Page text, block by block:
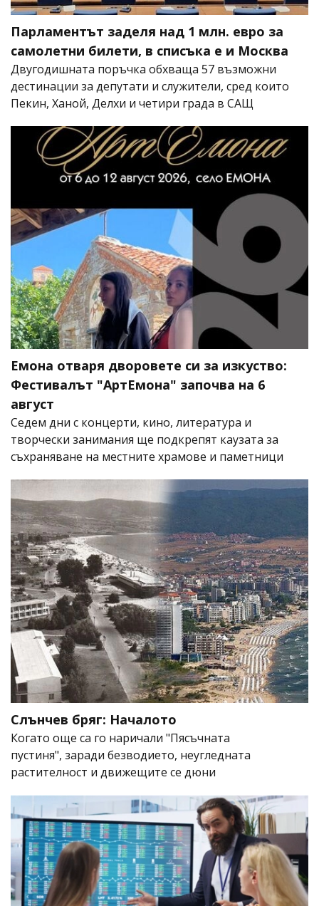
Парламентът заделя над 1 млн. евро за
самолетни билети, в списъка е и Москва
Двугодишната поръчка обхваща 57 възможни
дестинации за депутати и служители, сред които
Пекин, Ханой, Делхи и четири града в САЩ
Емона отваря дворовете си за изкуство:
Фестивалът "АртЕмона" започва на 6
август
Седем дни с концерти, кино, литература и
творчески занимания ще подкрепят каузата за
съхраняване на местните храмове и паметници
Слънчев бряг: Началото
Когато още са го наричали "Пясъчната
пустиня", заради безводието, неугледната
растителност и движещите се дюни